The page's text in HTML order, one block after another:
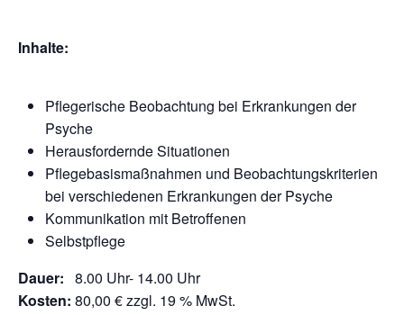
Inhalte:
Pflegerische Beobachtung bei Erkrankungen der
Psyche
Herausfordernde Situationen
Pflegebasismaßnahmen und Beobachtungskriterien
bei verschiedenen Erkrankungen der Psyche
Kommunikation mit Betroffenen
Selbstpflege
Dauer: 8.00 Uhr- 14.00 Uhr
Kosten: 80,00 € zzgl. 19 % MwSt.